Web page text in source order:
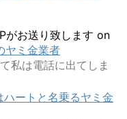
がお送り致します on
ヤミ金業者
私は電話に出てしま
ートと名乗るヤミ金